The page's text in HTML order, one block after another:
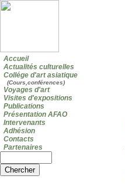
Accueil
Actualités culturelles
Collége d'art asiatique
(Cours,conférences)
Voyages d'art
Visites d'expositions
Publications
Présentation AFAO
Intervenants
Adhésion
Contacts
Partenaires